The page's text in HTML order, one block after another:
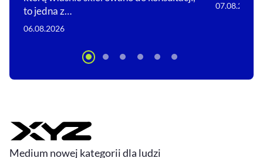
to jedna z…
06.08.2026
07.08.2026
Medium nowej kategorii dla ludzi